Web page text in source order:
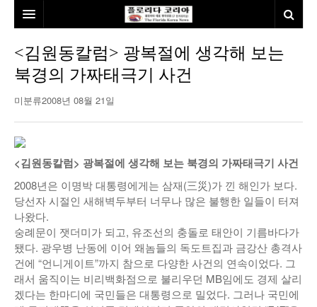
본사소개
뉴스
미국
발행인칼럼
김명열칼럼
김선옥칼럼
김원동칼럼
건강
본보특집
100인선/독자광장
100인선
독자광장
여행
인근여행지
놀이공원
인터뷰/탐방
<김원동칼럼> 광복절에 생각해 보는
북경의 가짜태극기 사건
미분류2008년 08월 21일
<김원동칼럼> 광복절에 생각해 보는 북경의 가짜태극기 사건
2008년은 이명박 대통령에게는 삼재(三災)가 낀 해인가 보다.
당선자 시절인 새해벽두부터 너무나 많은 불행한 일들이 터져
나왔다.
숭례문이 잿더미가 되고, 유조선의 충돌로 태안이 기름바다가
됐다. 광우병 난동에 이어 왜놈들의 독도트집과 금강산 총격사
건에 “언니게이트”까지 참으로 다양한 사건의 연속이었다. 그
래서 움직이는 비리백화점으로 불리우던 MB임에도 경제 살리
겠다는 한마디에 국민들은 대통령으로 밀었다. 그러나 국민에